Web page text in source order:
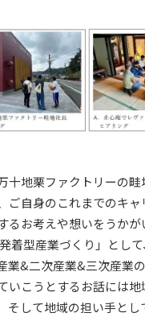
十地栗ファクトリーの畦
ご自身のこれまでのキ
るお考えや想いをうか
着型産業づくり」とし
業&二次産業&三次産業
いこうとするお話には
そして地域の担い手と